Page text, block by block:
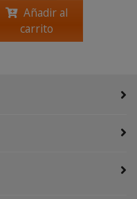
Añadir al
carrito